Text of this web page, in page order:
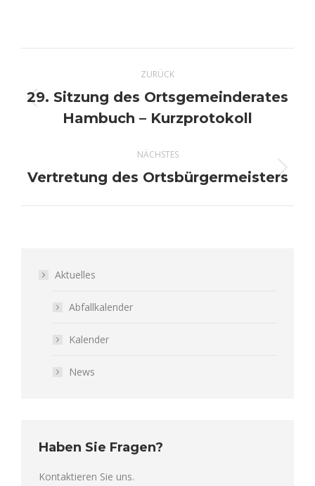
Kommentarnavigation
ZURÜCK
Vorheriger
Beitrag:
29. Sitzung des Ortsgemeinderates
Hambuch – Kurzprotokoll
NÄCHSTES
Nächster
Vertretung des Ortsbürgermeisters
Aktuelles
Abfallkalender
Kalender
News
Haben Sie Fragen?
Kontaktieren Sie uns.